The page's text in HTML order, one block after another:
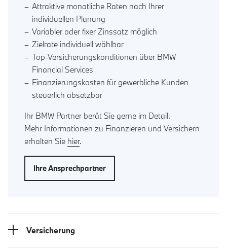
Attraktive monatliche Raten nach Ihrer
individuellen Planung
Variabler oder fixer Zinssatz möglich
Zielrate individuell wählbar
Top-Versicherungskonditionen über BMW
Financial Services
Finanzierungskosten für gewerbliche Kunden
steuerlich absetzbar
Ihr BMW Partner berät Sie gerne im Detail.
Mehr Informationen zu Finanzieren und Versichern
erhalten Sie hier.
Ihre Ansprechpartner
Versicherung